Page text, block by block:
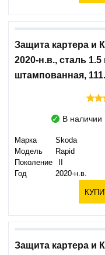
Защита картера и
2020-н.в., сталь
штампованная,
В наличии
Марка
Skoda
Модель
Rapid
Поколение
Год
2020-н.в.
Защита картера и